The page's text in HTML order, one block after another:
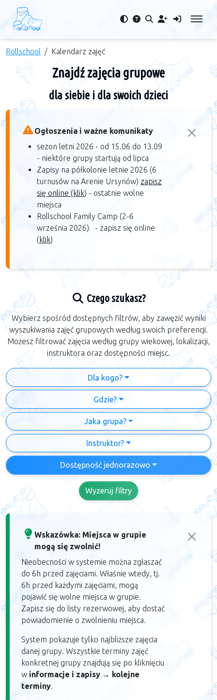
Rollschool Kalendarz zajęć
Znajdź zajęcia grupowe
dla siebie i dla swoich dzieci
Ogłoszenia i ważne komunikaty
sezon letni 2026 - od 15.06 do 13.09
- niektóre grupy startują od lipca
Zapisy na półkolonie letnie 2026 (6
turnusów na Arenie Ursynów) zapisz
się online (klik) - ostatnie wolne
miejsca
Rollschool Family Camp (2-6
września 2026) - zapisz się online
(klik)​
Czego szukasz?
Wybierz spośród dostępnych filtrów, aby zawęzić wyniki
wyszukiwania zajęć grupowych według swoich preferencji.
Możesz filtrować zajęcia według grupy wiekowej, lokalizacji,
instruktora oraz dostępności miejsc.
Dla kogo?
Gdzie?
Jaka grupa?
Instruktor?
Dostępność jednorazowo
Wyzeruj filtry
Wskazówka: Miejsca w grupie
mogą się zwolnić!
Nieobecności w systemie można zgłaszać
do 6h przed zajęciami. Właśnie wtedy, tj.
6h przed każdymi zajęciami, mogą
pojawić się wolne miejsca w grupie.
Zapisz się do listy rezerwowej, aby dostać
powiadomienie o zwolnieniu miejsca.
System pokazuje tylko najbliższe zajęcia
danej grupy. Wszystkie terminy zajęć
konkretnej grupy znajdują się po kliknięciu
w informacje i zapisy → kolejne
terminy.